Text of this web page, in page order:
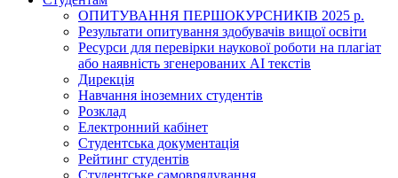
ОПИТУВАННЯ ПЕРШОКУРСНИКІВ 2025 р.
Результати опитування здобувачів вищої освіти
Ресурси для перевірки наукової роботи на плагіат
або наявність згенерованих АІ текстів
Дирекція
Навчання іноземних студентів
Розклад
Електронний кабінет
Студентська документація
Рейтинг студентів
Студентське самоврядування